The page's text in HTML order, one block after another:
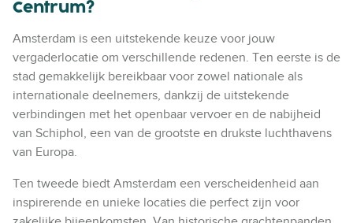
Centrum?
Amsterdam is een uitstekende keuze voor jouw
vergaderlocatie om verschillende redenen. Ten eerste is de
stad gemakkelijk bereikbaar voor zowel nationale als
internationale deelnemers, dankzij de uitstekende
verbindingen met het openbaar vervoer en de nabijheid
van Schiphol, een van de grootste en drukste luchthavens
van Europa.
Ten tweede biedt Amsterdam een verscheidenheid aan
inspirerende en unieke locaties die perfect zijn voor